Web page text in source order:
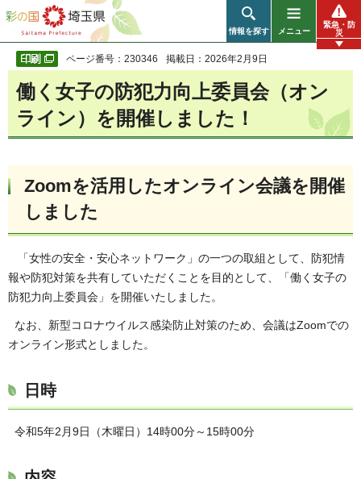
彩の国 埼玉県
情報を探す メニュー
緊急・防
災
ページ番号：230346 掲載日：2026年2月9日
働く女子の防犯力向上委員会（オン
ライン）を開催しました！
Zoomを活用したオンライン会議を開催
しました
「女性の安全・安心ネットワーク」の一つの取組として、防犯情
報や防犯対策を共有していただくことを目的として、「働く女子の
防犯力向上委員会」を開催いたしました。
なお、新型コロナウイルス感染防止対策のため、会議はZoomでの
オンライン形式としました。
日時
令和5年2月9日（木曜日）14時00分～15時00分